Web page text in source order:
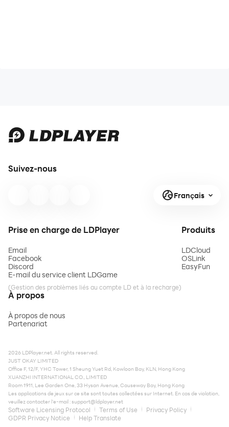
Suivez-nous
Français
Prise en charge de LDPlayer
Email
Facebook
Discord
E-mail du service client LDGame
(Gestion des problèmes liés au compte LD et à la recharge)
Produits
LDCloud
OSLink
EasyFun
À propos
À propos de nous
Partenariat
2026 LDPlayer.net. All rights reserved.
JUST OKAY LIMITED
Office F, 12/F, YHC Tower, 1 Sheung Yuet Rd, Kowloon Bay, KLN, Hong Kong
XUANZHI INTERNATIONAL CO., LIMITED
Room 1911, Lee Garden One, 33 Hysan Avenue, Causeway Bay, Hong Kong
Les applications de jeux sur ce site sont toutes collectées sur Internet. En cas de violation,
veuillez contacter l'e-mail :support@ldplayer.net
Software Licensing Protocol Terms of Use
Privacy Policy
GDPR Privacy Notice
Help Translate